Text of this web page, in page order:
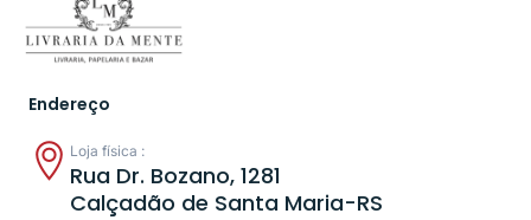
Endereço
Loja física :
Rua Dr. Bozano, 1281
Calçadão de Santa Maria-RS